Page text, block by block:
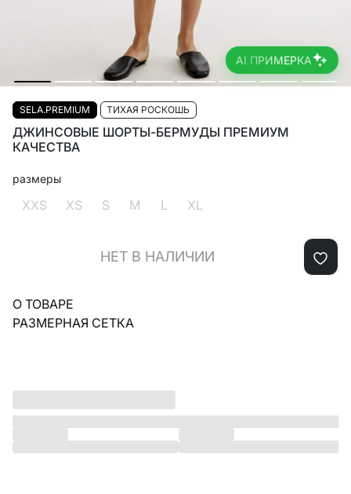
AI ПРИМЕРКА
SELA.PREMIUM ТИХАЯ РОСКОШЬ
ДЖИНСОВЫЕ ШОРТЫ-БЕРМУДЫ ПРЕМИУМ
КАЧЕСТВА
размеры
XXS XS S M L XL
НЕТ В НАЛИЧИИ
О ТОВАРЕ
РАЗМЕРНАЯ СЕТКА